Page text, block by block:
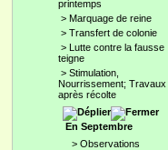
printemps
> Marquage de reine
> Transfert de colonie
> Lutte contre la fausse
teigne
> Stimulation,
Nourrissement; Travaux
après récolte
En Septembre
> Observations